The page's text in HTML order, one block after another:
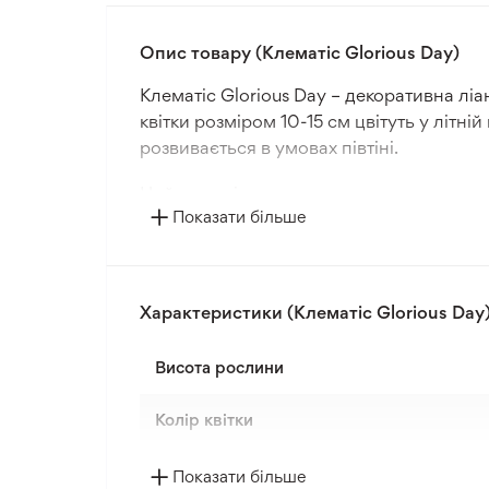
Опис товару (Клематіс Glorious Day)
Клематіс Glorious Day – декоративна
квітки розміром 10-15 см цвітуть у
розвивається в умовах півтіні.
Рекомендована відстань посадки
чудово підходить для прикрашання
Формат поставки: відкритий корінь,
Показати більше
Характеристики (Клематіс Glorious
Висота рослини
Колір квітки
Країна походження
Показати більше